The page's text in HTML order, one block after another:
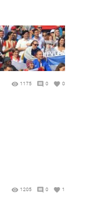
1175 0 0
1205 0 1